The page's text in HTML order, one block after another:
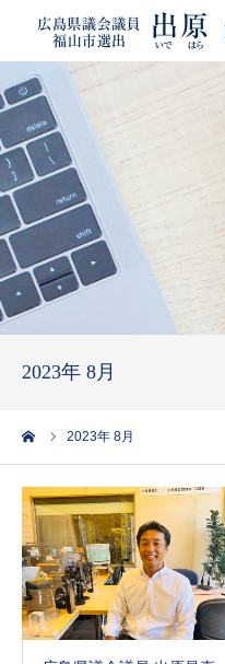
2023年 8月
2023年 8月
HOME
プロフィール
政策
活動報告
出原昌直・目安箱